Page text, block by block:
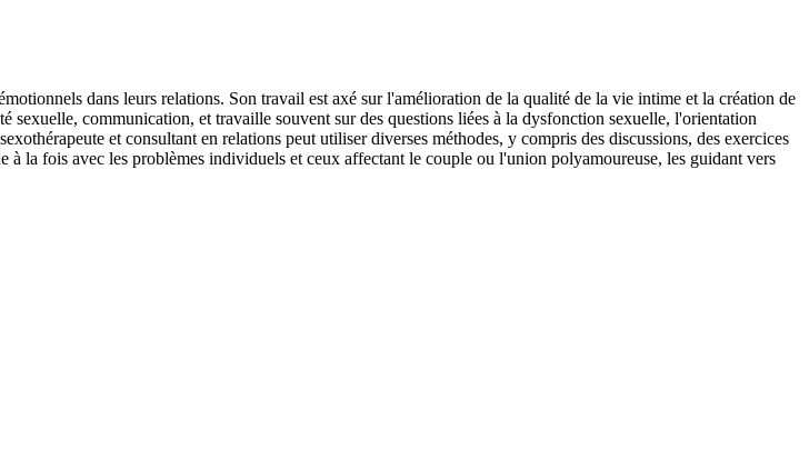
dans leurs relations. Son travail est axé sur l'amélioration de la qualité de la vie intime et la création de
sexuelle, communication, et travaille souvent sur des questions liées à la dysfonction sexuelle, l'orientation
et consultant en relations peut utiliser diverses méthodes, y compris des discussions, des exercices
la fois avec les problèmes individuels et ceux affectant le couple ou l'union polyamoureuse, les guidant vers